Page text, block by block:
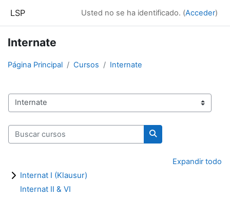
LSP Usted no se ha identificado. (Acceder)
Internate
Página Principal Cursos Internate
Categorías
Buscar cursos
Buscar cursos
Expandir todo
Internat I (Klausur)
Internat II & VI